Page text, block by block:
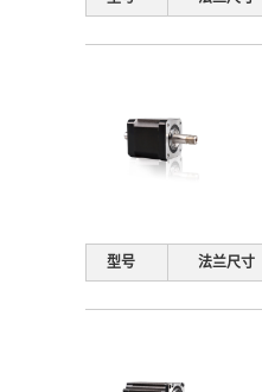
型号 法兰尺寸